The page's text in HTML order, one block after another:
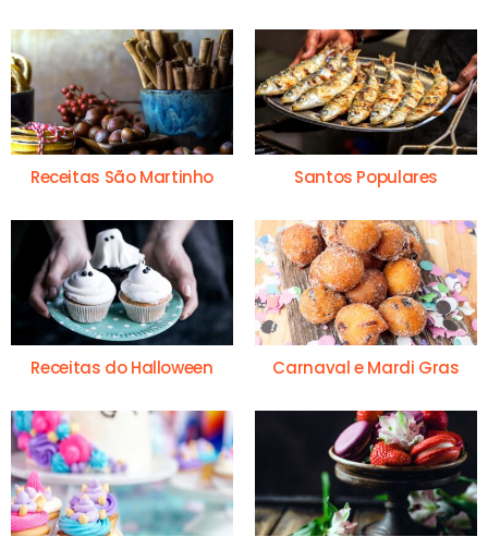
Receitas São Martinho Santos Populares
Receitas do Halloween Carnaval e Mardi Gras